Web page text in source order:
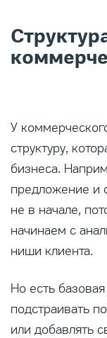
У
структуру,
бизнеса.
предложение и
не в начале,
начинаем с
ниши клиента.
Но есть
подстраивать
или добавлять